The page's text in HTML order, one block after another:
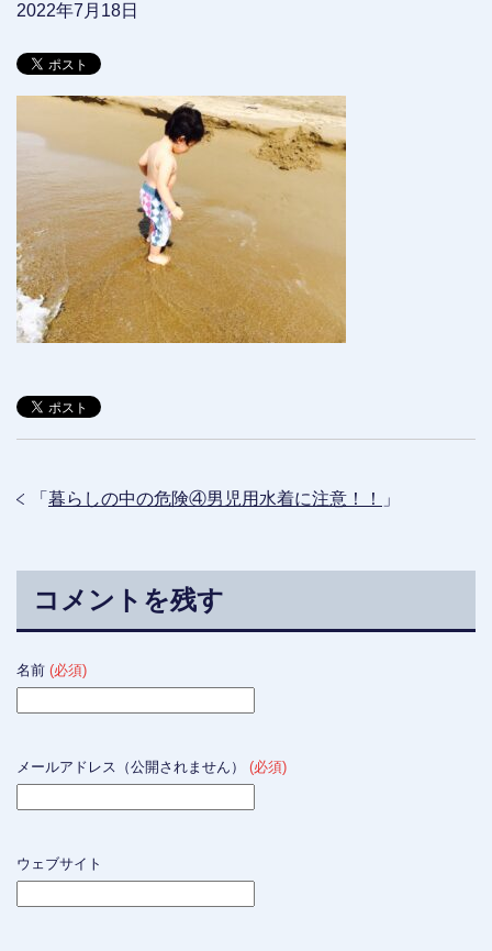
2022年7月18日
「 暮らしの中の危険④男児用水着に注意！！ 」
コメントを残す
名前 (必須)
メールアドレス（公開されません） (必須)
ウェブサイト